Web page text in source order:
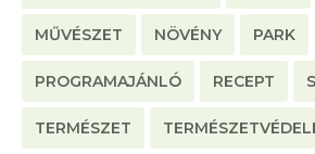
MŰVÉSZET NÖVÉNY PARK
PROGRAMAJÁNLÓ RECEPT
TERMÉSZET